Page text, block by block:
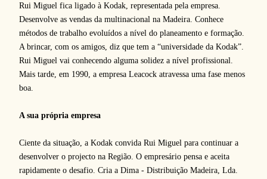
Rui Miguel fica ligado à Kodak, representada pela empresa.
Desenvolve as vendas da multinacional na Madeira. Conhece
métodos de trabalho evoluídos a nível do planeamento e formação.
A brincar, com os amigos, diz que tem a “universidade da Kodak”.
Rui Miguel vai conhecendo alguma solidez a nível profissional.
Mais tarde, em 1990, a empresa Leacock atravessa uma fase menos
boa.
A sua própria empresa
Ciente da situação, a Kodak convida Rui Miguel para continuar a
desenvolver o projecto na Região. O empresário pensa e aceita
rapidamente o desafio. Cria a Dima - Distribuição Madeira, Lda.